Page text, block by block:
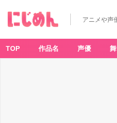
アニメや声
TOP 作品名 声優